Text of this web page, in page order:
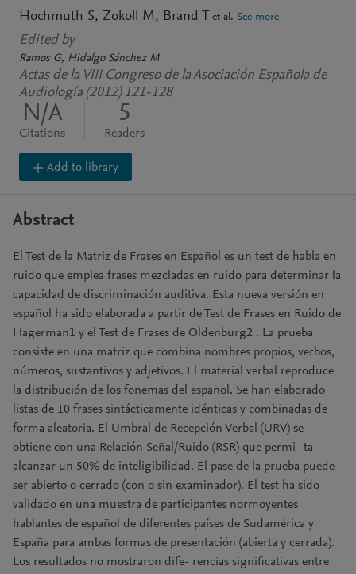
Hochmuth S Zokoll M Brand T et al. See more
Edited by
Ramos G Hidalgo Sánchez M
Actas de la VIII Congreso de la Asociación Española de
Audiología (2012) 121-128
N/A
Citations
5
Readers
Add to library
Abstract
El Test de la Matriz de Frases en Español es un test de habla en
ruido que emplea frases mezcladas en ruido para determinar la
capacidad de discriminación auditiva. Esta nueva versión en
español ha sido elaborada a partir de Test de Frases en Ruido de
Hagerman1 y el Test de Frases de Oldenburg2 . La prueba
consiste en una matriz que combina nombres propios, verbos,
números, sustantivos y adjetivos. El material verbal reproduce
la distribución de los fonemas del español. Se han elaborado
listas de 10 frases sintácticamente idénticas y combinadas de
forma aleatoria. El Umbral de Recepción Verbal (URV) se
obtiene con una Relación Señal/Ruido (RSR) que permi- ta
alcanzar un 50% de inteligibilidad. El pase de la prueba puede
ser abierto o cerrado (con o sin examinador). El test ha sido
validado en una muestra de participantes normoyentes
hablantes de español de diferentes países de Sudamérica y
España para ambas formas de presentación (abierta y cerrada).
Los resultados no mostraron dife- rencias significativas entre